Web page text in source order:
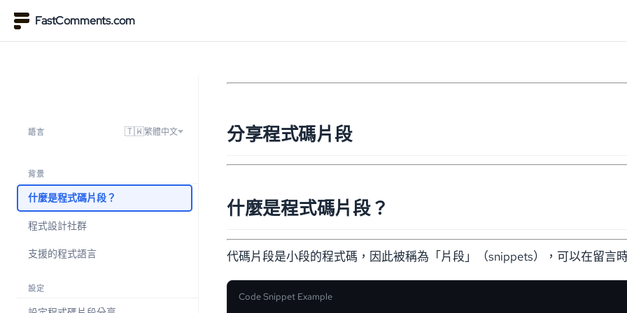
FastComments.com
語言 🇹🇼繁體中文
背景
什麼是程式碼片段？
程式設計社群
支援的程式語言
設定
分享程式碼片段
什麼是程式碼片段？
代碼片段是小段的程式碼，因此被稱為「片段」（snippets），可以在留言
Code Snippet Example